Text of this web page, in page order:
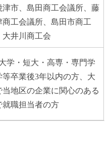
市、島田商工会議所、藤
工会議所、島田市商工
井川商工会
学・短大・高専・専門学
卒業後3年以内の方、大
地区の企業に関心のある
職担当者の方